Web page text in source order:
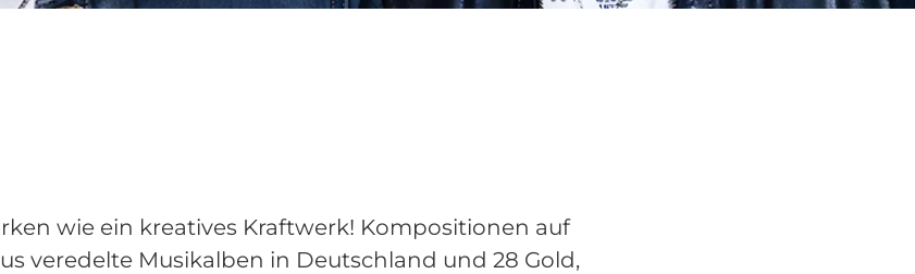
wie ein kreatives Kraftwerk! Kompositionen auf
veredelte Musikalben in Deutschland und 28 Gold,